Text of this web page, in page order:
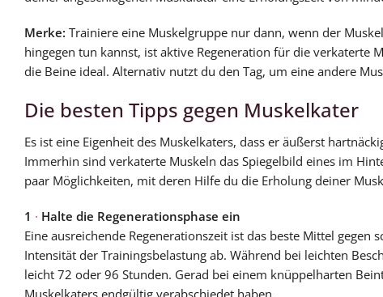
Merke: Trainiere eine Muskelgruppe nur dann, wenn der
hingegen tun kannst, ist aktive Regeneration für die verkaterte
die Beine ideal. Alternativ nutzt du den Tag, um eine andere
Die besten Tipps gegen Muskelkater
Es ist eine Eigenheit des Muskelkaters, dass er äußerst
Immerhin sind verkaterte Muskeln das Spiegelbild eines im
paar Möglichkeiten, mit deren Hilfe du die Erholung deiner
1 · Halte die Regenerationsphase ein
Eine ausreichende Regenerationszeit ist das beste Mittel
Intensität der Trainingsbelastung ab. Während bei leichten
leicht 72 oder 96 Stunden. Gerad bei einem knüppelharten
Muskelkaters endgültig verabschiedet haben.